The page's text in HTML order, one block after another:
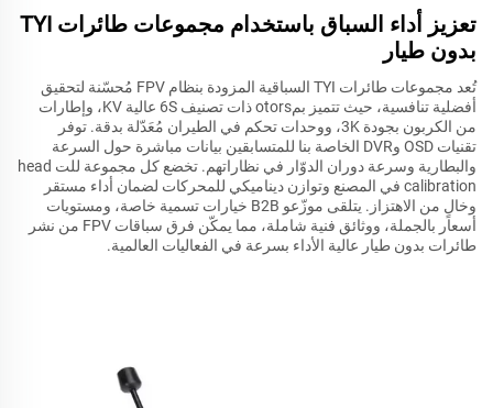
تعزيز أداء السباق باستخدام مجموعات طائرات TYI
بدون طيار
تُعد مجموعات طائرات TYI السباقية المزودة بنظام FPV مُحسّنة لتحقيق
أفضلية تنافسية، حيث تتميز بمotors ذات تصنيف 6S عالية KV، وإطارات
من الكربون بجودة 3K، ووحدات تحكم في الطيران مُعَدّلة بدقة. توفر
تقنيات OSD وDVR الخاصة بنا للمتسابقين بيانات مباشرة حول السرعة
والبطارية وسرعة دوران الدوّار في نظاراتهم. تخضع كل مجموعة للت head
calibration في المصنع وتوازن ديناميكي للمحركات لضمان أداء مستقر
وخالٍ من الاهتزاز. يتلقى موزّعو B2B خيارات تسمية خاصة، ومستويات
أسعار بالجملة، ووثائق فنية شاملة، مما يمكّن فرق سباقات FPV من نشر
طائرات بدون طيار عالية الأداء بسرعة في الفعاليات العالمية.